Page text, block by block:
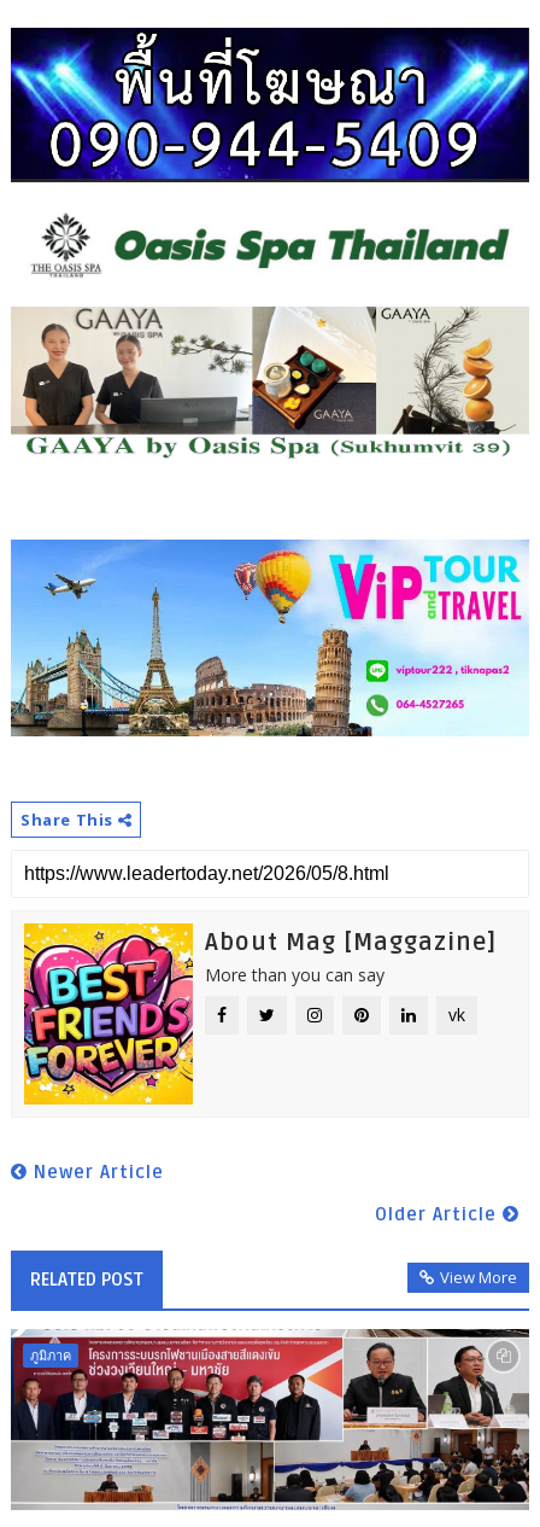
Share This
About Mag [Maggazine]
More than you can say
vk
Newer Article
Older Article
RELATED POST View More
ภูมิภาค